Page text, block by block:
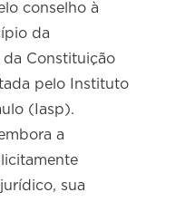
conselho à
da
Constituição
pelo Instituto
(Iasp).
a
sua